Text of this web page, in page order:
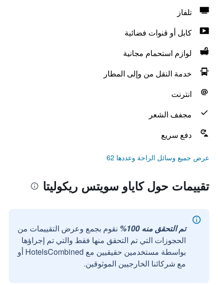
تلفاز
كابل أو قنوات فضائية
لوازم استحمام مجانية
خدمة النقل من وإلى المطار
انترنت
مجفف الشعر
دفع سريع
عرض جميع وسائل الراحة وعددها 62
تقييمات حول كاياو سويتس ريكوليتا
تم التحقق منه 100%
نقوم بجمع وعرض التقييمات من
الحجوزات التي تم التحقق منها فقط والتي تم إجراؤها
بواسطة مستخدمين حقيقيين مع HotelsCombined أو
مع شركائنا الخارجيين الموثوقين.